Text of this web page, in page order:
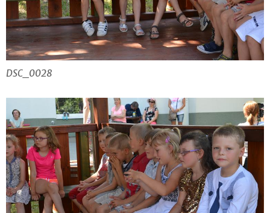
DSC_0028